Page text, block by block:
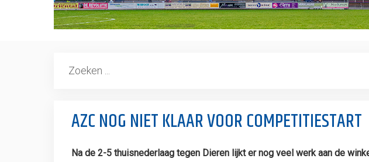
AZC NOG NIET KLAAR VOOR COMPETITIESTART
Na de 2-5 thuisnederlaag tegen Dieren lijkt er nog veel werk aan de